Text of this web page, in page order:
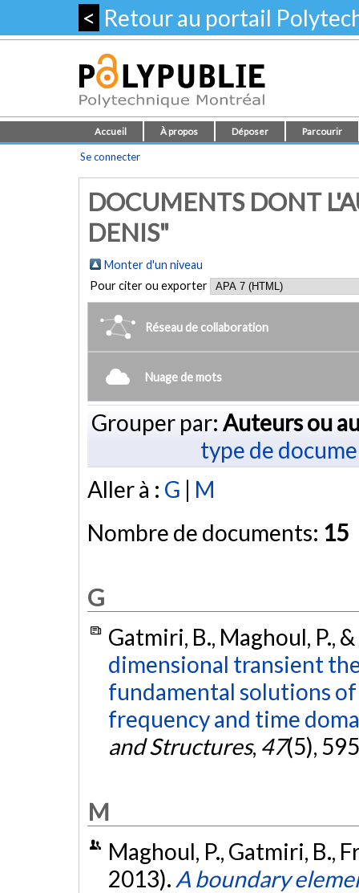
< Retour au portail
Accueil À propos Déposer Parcourir
Se connecter
DOCUMENTS DONT
DENIS"
Monter d'un niveau
Pour citer ou exporter
Réseau de collaboration
Nuage de mots
Grouper par: Auteurs ou
type de
Aller à : G | M
Nombre de documents: 15
G
Gatmiri, B., Maghoul, P.,
dimensional transient
fundamental solutions
frequency and time
and Structures, 47(5),
M
Maghoul, P., Gatmiri, B.,
2013). A boundary